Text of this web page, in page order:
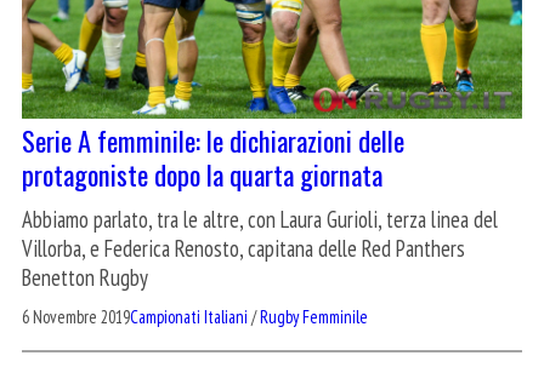
Serie A femminile: le dichiarazioni delle
protagoniste dopo la quarta giornata
Abbiamo parlato, tra le altre, con Laura Gurioli, terza linea del
Villorba, e Federica Renosto, capitana delle Red Panthers
Benetton Rugby
6 Novembre 2019Campionati Italiani /Rugby Femminile